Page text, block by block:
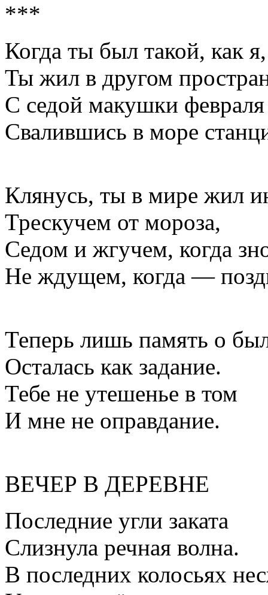
***
Когда ты был такой, как я,
Ты жил в другом
С седой макушки февраля
Свалившись в море
Клянусь, ты в мире жил
Трескучем от мороза,
Седом и жгучем, когда
Не ждущем, когда —
Теперь лишь память о
Осталась как задание.
Тебе не утешенье в том
И мне не оправдание.
ВЕЧЕР В ДЕРЕВНЕ
Последние угли заката
Слизнула речная волна.
В последних колосьях